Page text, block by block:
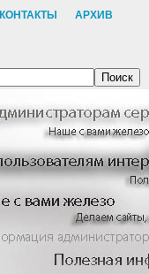
КОНТАКТЫ АРХИВ
Поиск